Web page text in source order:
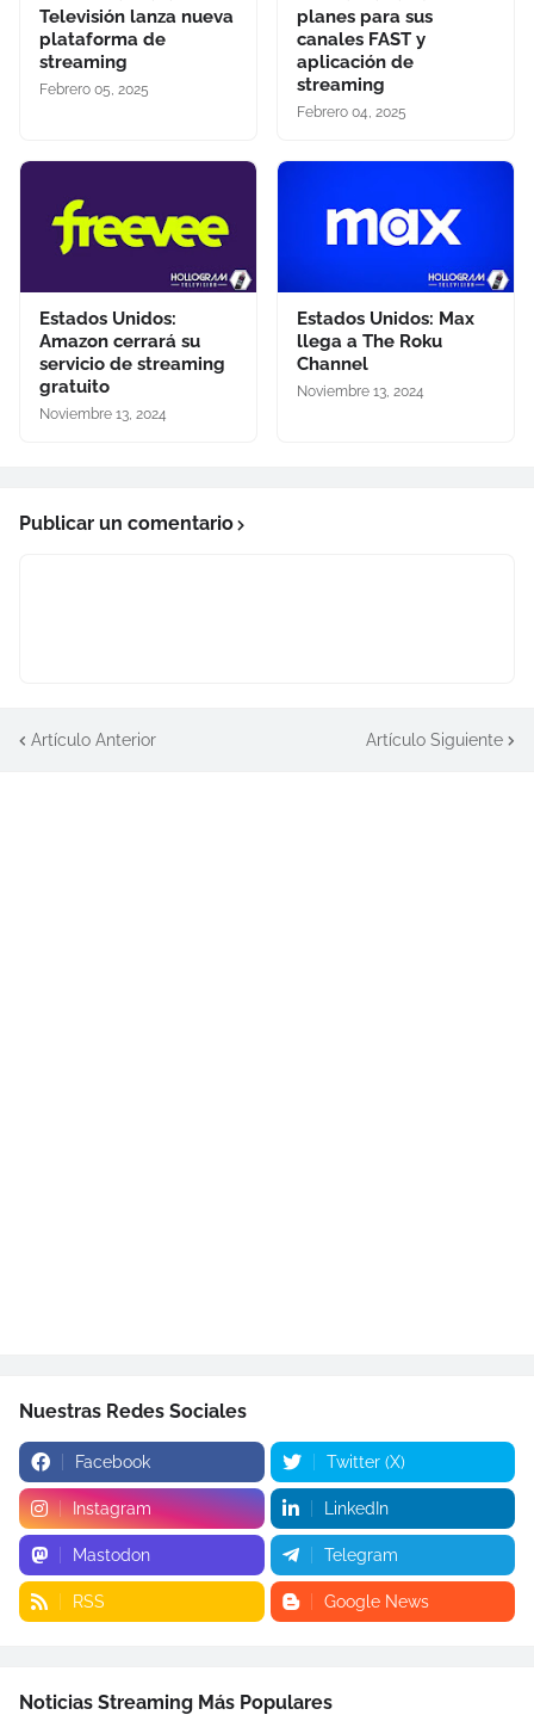
Televisión lanza nueva
plataforma de
streaming
Febrero 05, 2025
planes para sus
canales FAST y
aplicación de
streaming
Febrero 04, 2025
Estados Unidos:
Amazon cerrará su
servicio de streaming
gratuito
Noviembre 13, 2024
Estados Unidos: Max
llega a The Roku
Channel
Noviembre 13, 2024
Publicar un comentario
Artículo Anterior Artículo Siguiente
Nuestras Redes Sociales
Facebook Twitter (X)
Instagram LinkedIn
Mastodon Telegram
RSS Google News
Noticias Streaming Más Populares